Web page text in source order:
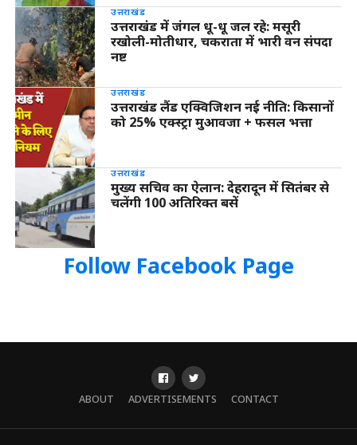
उत्तराखंड
उत्तराखंड में जंगल धू-धू जल रहे: मसूरी
रखोली-मोतीधार, चकराता में भारी वन संपदा
नष्ट
उत्तराखंड
उत्तराखंड लैंड एक्विजिशन नई नीति: किसानों
को 25% एक्स्ट्रा मुआवजा + फसल भत्ता
उत्तराखंड
मुख्य सचिव का ऐलान: देहरादून में सितंबर से
चलेंगी 100 अतिरिक्त बसें
Follow Facebook Page
ABOUT ADVERTISEMENTS CONTACT